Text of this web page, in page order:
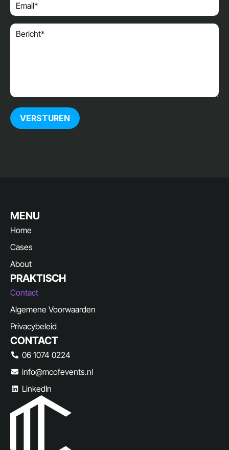
VERSTUREN
MENU
Home
Cases
About
PRAKTISCH
Contact
Algemene Voorwaarden
Privacybeleid
CONTACT
06 1074 0224
info@mcofevents.nl
LinkedIn